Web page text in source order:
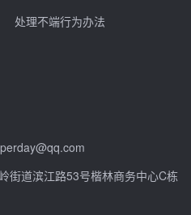
处理不端行为办法
街道滨江路53号楷林商务中心C栋